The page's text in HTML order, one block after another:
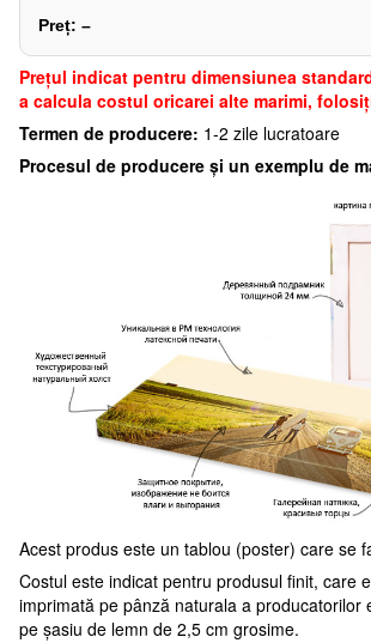
Preț: –
Preţul indicat pentru dimensiunea
a calcula costul oricarei alte marimi,
Termen de producere: 1-2 zile lucratoare
Procesul de producere și un exemplu de
Acest produs este un tablou (poster) care se
Costul este indicat pentru produsul finit, care
imprimată pe pânză naturala a producatorilor
pe șasiu de lemn de 2,5 cm grosime.